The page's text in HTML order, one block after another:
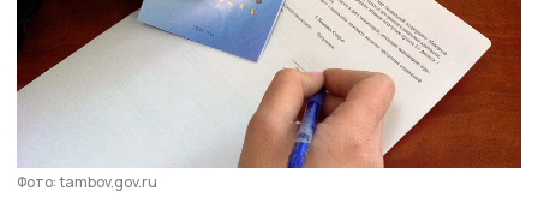
Фото: tambov.gov.ru